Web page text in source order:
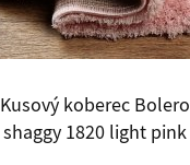
Kusový koberec Bolero
shaggy 1820 light pink